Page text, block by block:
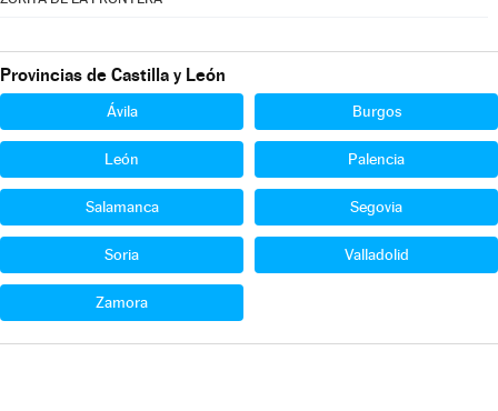
Provincias de Castilla y León
Ávila Burgos
León Palencia
Salamanca Segovia
Soria Valladolid
Zamora